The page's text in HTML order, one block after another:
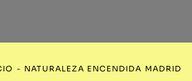
- NATURALEZA ENCENDIDA MADRID